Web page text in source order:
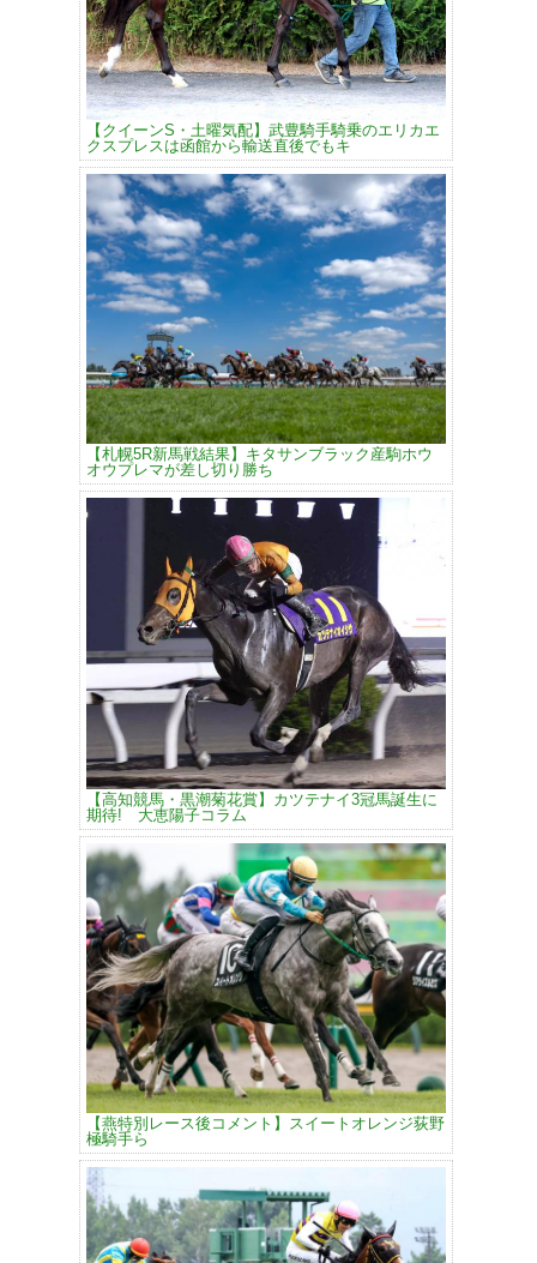
【クイーンS・土曜気配】武豊騎手騎乗のエリカエ
クスプレスは函館から輸送直後でもキ
【札幌5R新馬戦結果】キタサンブラック産駒ホウ
オウプレマが差し切り勝ち
【高知競馬・黒潮菊花賞】カツテナイ3冠馬誕生に
期待! 大恵陽子コラム
【燕特別レース後コメント】スイートオレンジ荻野
極騎手ら